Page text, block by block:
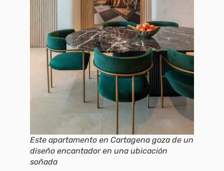
Este apartamento en Cartagena goza de un
diseño encantador en una ubicación
soñada